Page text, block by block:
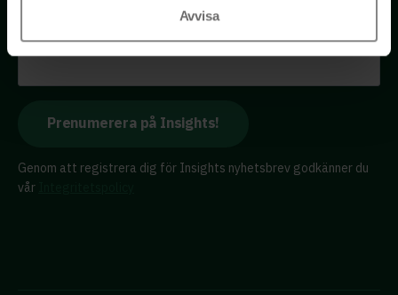
Avvisa
Genom att registrera dig för Insights nyhetsbrev godkänner du
vår